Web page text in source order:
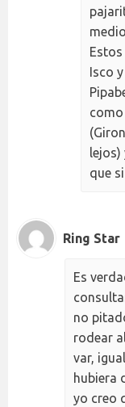
Isco
como
lejos)
que
Ring Star
Es
no
rodear
var,
hubiera
yo creo